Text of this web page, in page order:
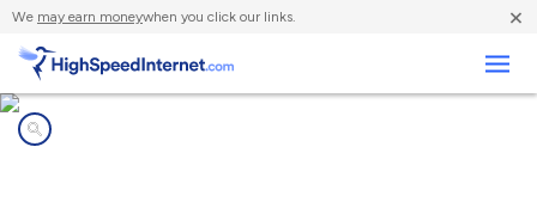
We may earn moneywhen you click our links. ×